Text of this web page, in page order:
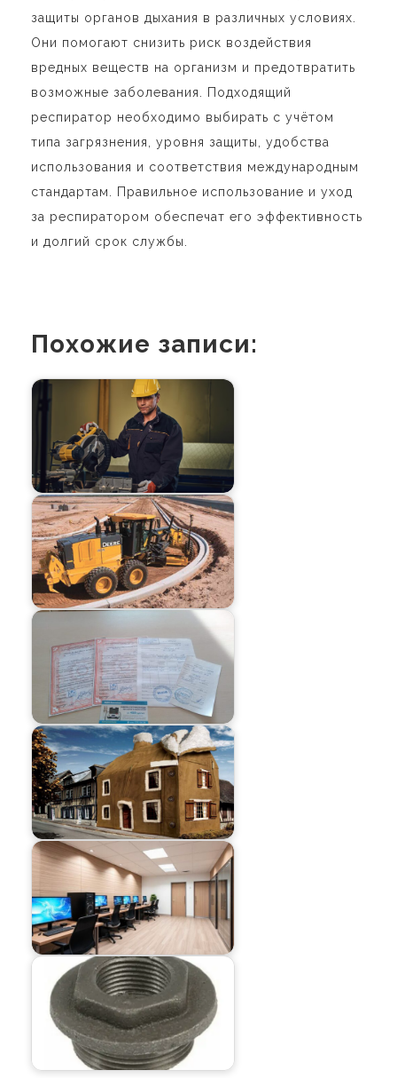
защиты органов дыхания в различных условиях.
Они помогают снизить риск воздействия
вредных веществ на организм и предотвратить
возможные заболевания. Подходящий
респиратор необходимо выбирать с учётом
типа загрязнения, уровня защиты, удобства
использования и соответствия международным
стандартам. Правильное использование и уход
за респиратором обеспечат его эффективность
и долгий срок службы.
Похожие записи: